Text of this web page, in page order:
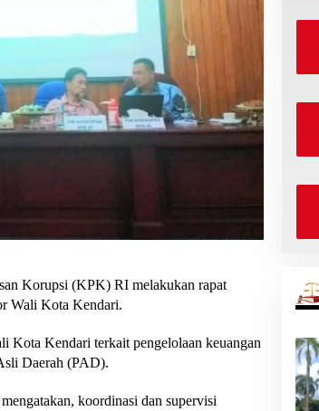
Korupsi (KPK) RI melakukan rapat
Wali Kota Kendari.
Kota Kendari terkait pengelolaan keuangan
Daerah (PAD).
koordinasi dan supervisi